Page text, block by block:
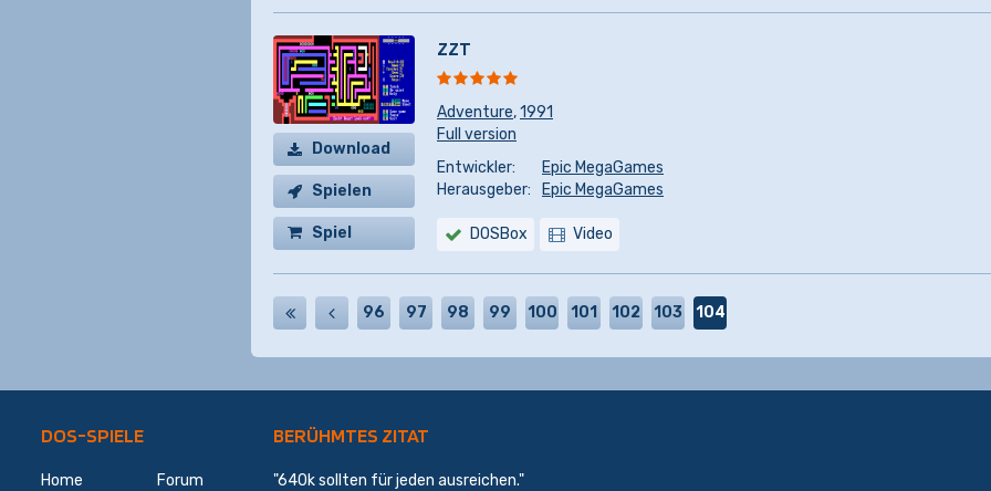
Download
Spielen
Spiel
ZZT
Adventure,1991
Full version
Entwickler:
Epic MegaGames
Herausgeber:
Epic MegaGames
DOSBox Video
96 97 98 99 100 101 102 103 104
DOS-SPIELE
Home Forum
BERÜHMTES ZITAT
"640k sollten für jeden ausreichen."